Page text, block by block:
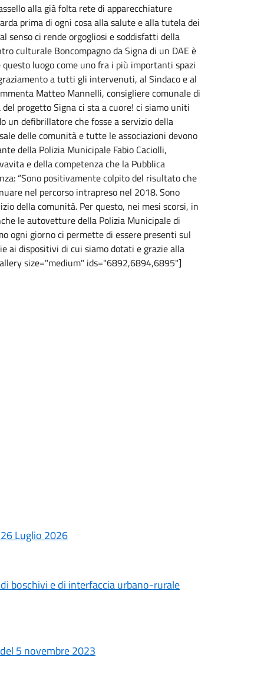
alla già folta rete di apparecchiature
prima di ogni cosa alla salute e alla tutela dei
senso ci rende orgogliosi e soddisfatti della
culturale Boncompagno da Signa di un DAE è
luogo come uno fra i più importanti spazi
a tutti gli intervenuti, al Sindaco e al
Matteo Mannelli, consigliere comunale di
progetto Signa ci sta a cuore! ci siamo uniti
un defibrillatore che fosse a servizio della
delle comunità e tutte le associazioni devono
della Polizia Municipale Fabio Caciolli,
e della competenza che la Pubblica
“Sono positivamente colpito del risultato che
nel percorso intrapreso nel 2018. Sono
della comunità. Per questo, nei mesi scorsi, in
le autovetture della Polizia Municipale di
ogni giorno ci permette di essere presenti sul
ai dispositivi di cui siamo dotati e grazie alla
size="medium" ids="6892,6894,6895"]
26 Luglio 2026
boschivi e di interfaccia urbano-rurale
5 novembre 2023